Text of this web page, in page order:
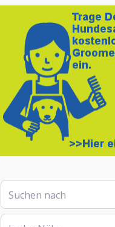
Suchen nach
In der Nähe